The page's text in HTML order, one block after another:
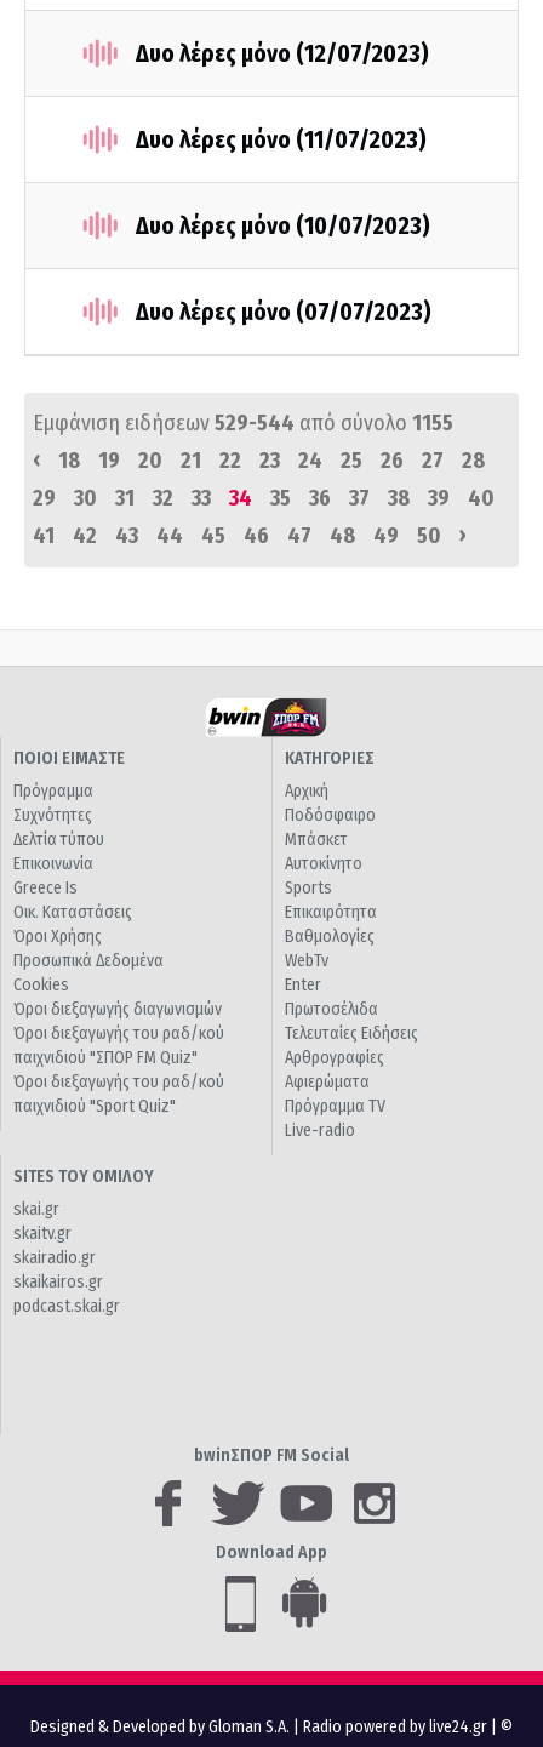
Δυο λέρες μόνο (12/07/2023)
Δυο λέρες μόνο (11/07/2023)
Δυο λέρες μόνο (10/07/2023)
Δυο λέρες μόνο (07/07/2023)
Εμφάνιση ειδήσεων529-544 από σύνολο 1155
‹
18 19 20 21 22 23 24 25 26 27
28
29
30 31 32 33 34 35 36 37 38 39
40
41
42 43 44 45 46 47 48 49 50 ›
ΠΟΙΟΙ ΕΙΜΑΣΤΕ
Πρόγραμμα
Συχνότητες
Δελτία τύπου
Επικοινωνία
Greece Is
Οικ. Καταστάσεις
Όροι Χρήσης
Προσωπικά Δεδομένα
Cookies
Όροι διεξαγωγής διαγωνισμών
Όροι διεξαγωγής του ραδ/κού
παιχνιδιού "ΣΠΟΡ FM Quiz"
Όροι διεξαγωγής του ραδ/κού
παιχνιδιού "Sport Quiz"
ΚΑΤΗΓΟΡΙΕΣ
Αρχική
Ποδόσφαιρο
Μπάσκετ
Αυτοκίνητο
Sports
Επικαιρότητα
Βαθμολογίες
WebTv
Enter
Πρωτοσέλιδα
Τελευταίες Ειδήσεις
Αρθρογραφίες
Αφιερώματα
Πρόγραμμα TV
Live-radio
SITES ΤΟΥ ΟΜΙΛΟΥ
skai.gr
skaitv.gr
skairadio.gr
skaikairos.gr
podcast.skai.gr
bwinΣΠΟΡ FM Social
Download App
Designed & Developed by Gloman S.A. Radio powered by live24.gr | ©